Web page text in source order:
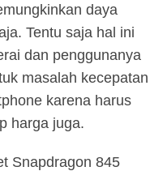
daya
Tentu saja hal ini
dan penggunanya
masalah kecepatan
karena harus
harga juga.
Snapdragon 845